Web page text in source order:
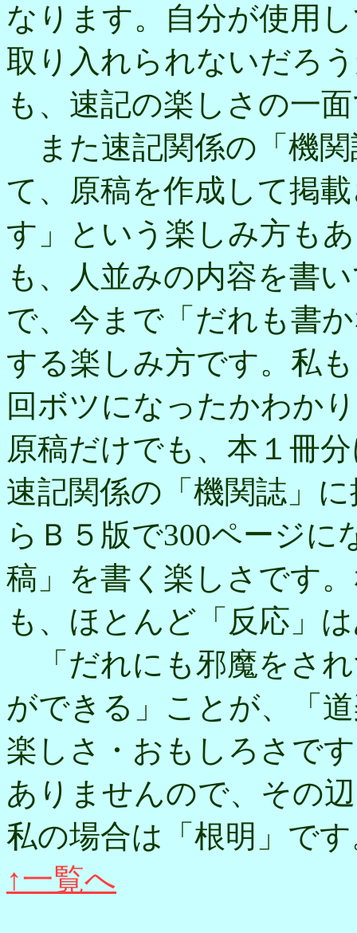
なります。自分が使用
取り入れられないだろ
も、速記の楽しさの一
また速記関係の「機
て、原稿を作成して掲
す」という楽しみ方も
も、人並みの内容を書
で、今まで「だれも書
する楽しみ方です。私
回ボツになったかわか
原稿だけでも、本１冊
速記関係の「機関誌」
らＢ５版で300ページ
稿」を書く楽しさです
も、ほとんど「反応」
「だれにも邪魔をさ
ができる」ことが、「
楽しさ・おもしろさで
ありませんので、その
私の場合は「根明」で
↑一覧へ